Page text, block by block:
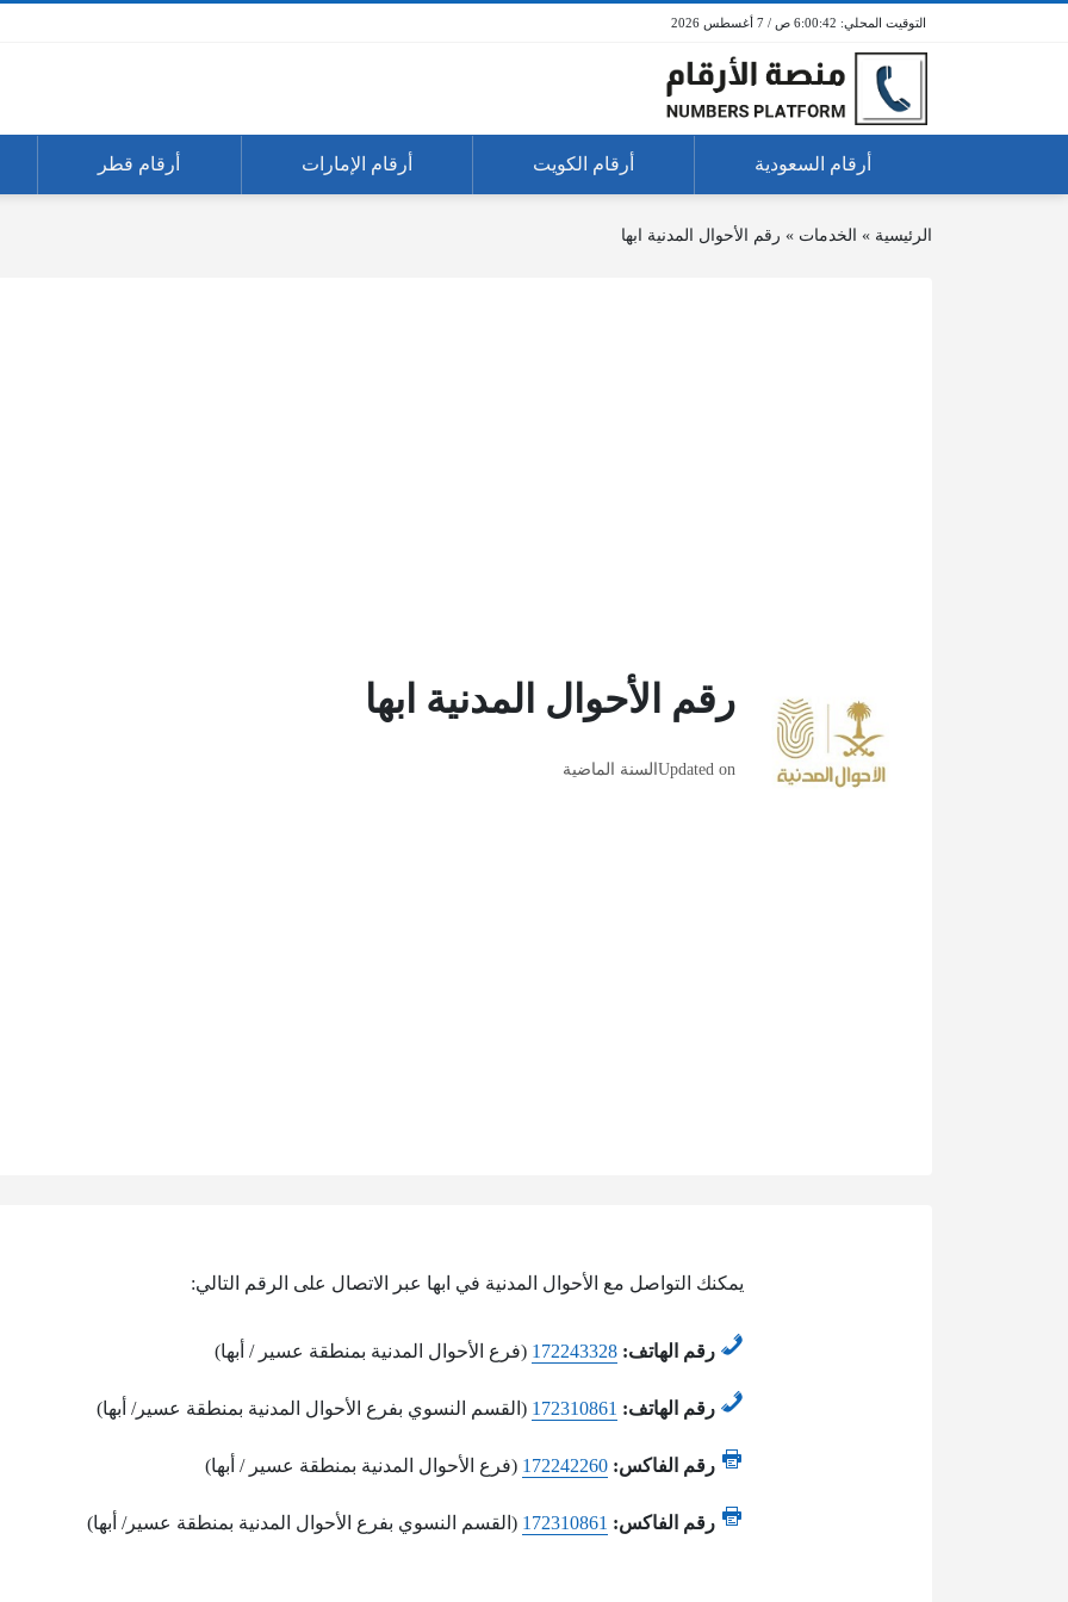
6:00:42 ص / 7 أغسطس 2026
أرقام السعودية أرقام الكويت أرقام الإمارات أرقام قطر
الرئيسية » الخدمات » رقم الأحوال المدنية ابها
رقم الأحوال المدنية ابها
Updated on السنة الماضية
يمكنك التواصل مع الأحوال المدنية في ابها عبر الاتصال على الرقم التالي:
رقم الهاتف: 172243328 (فرع الأحوال المدنية بمنطقة عسير / أبها)
رقم الهاتف: 172310861 (القسم النسوي بفرع الأحوال المدنية بمنطقة عسير/ أبها)
رقم الفاكس: 172242260 (فرع الأحوال المدنية بمنطقة عسير / أبها)
رقم الفاكس: 172310861 (القسم النسوي بفرع الأحوال المدنية بمنطقة عسير/ أبها)